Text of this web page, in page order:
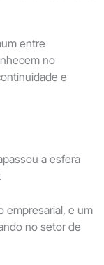
entre
no
e
a esfera
empresarial, e um
no setor de